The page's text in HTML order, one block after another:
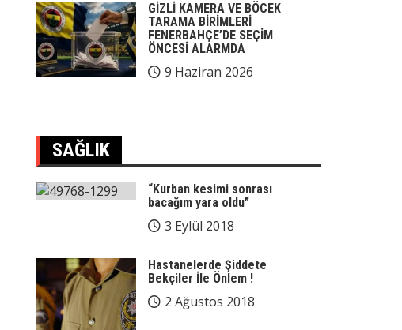
GİZLİ KAMERA VE BÖCEK
TARAMA BİRİMLERİ
FENERBAHÇE’DE SEÇİM
ÖNCESİ ALARMDA
9 Haziran 2026
SAĞLIK
“Kurban kesimi sonrası
bacağım yara oldu”
3 Eylül 2018
Hastanelerde Şiddete
Bekçiler İle Önlem !
2 Ağustos 2018